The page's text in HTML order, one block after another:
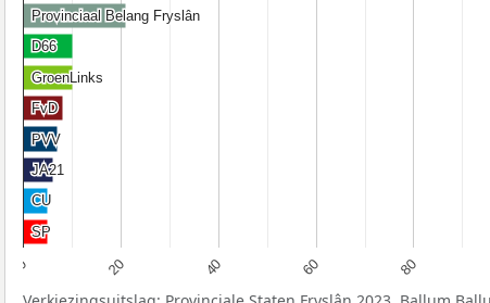
0 20 40 60 80
Provinciaal Belang Fryslân
Provinciaal Belang Fryslân
D66
D66
GroenLinks
GroenLinks
FvD
FvD
PVV
PVV
JA21
JA21
CU
CU
SP
SP